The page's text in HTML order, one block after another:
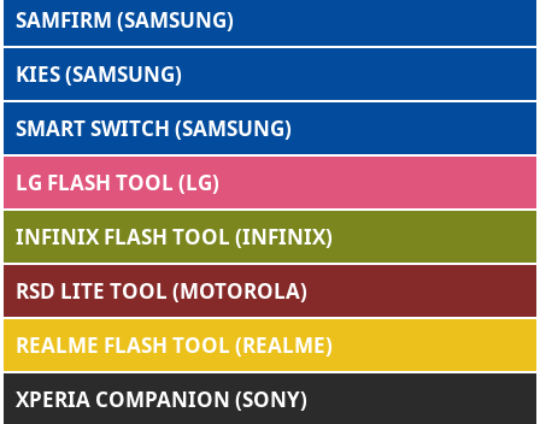
SAMFIRM (SAMSUNG)
KIES (SAMSUNG)
SMART SWITCH (SAMSUNG)
LG FLASH TOOL (LG)
INFINIX FLASH TOOL (INFINIX)
RSD LITE TOOL (MOTOROLA)
REALME FLASH TOOL (REALME)
XPERIA COMPANION (SONY)